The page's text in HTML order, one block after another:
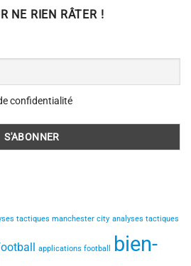
NE RIEN RÂTER !
confidentialité
tactiques manchester city analyses tactiques
applications football
bien-